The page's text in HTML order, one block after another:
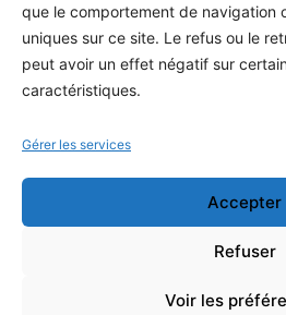
que le comportement de navigation
uniques sur ce site. Le refus ou le
peut avoir un effet négatif sur
caractéristiques.
Gérer les services
Accepter
Refuser
Voir les
Mes publications
INFORMATIONS LÉGALES
Conditions générales de vente